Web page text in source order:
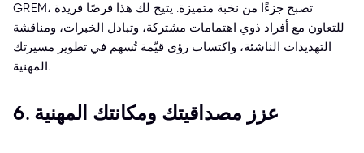
GREM، تصبح جزءًا من نخبة متميزة. يتيح لك هذا فرصًا فريدة
للتعاون مع أفراد ذوي اهتمامات مشتركة، وتبادل الخبرات، ومناقشة
التهديدات الناشئة، واكتساب رؤى قيّمة تُسهم في تطوير مسيرتك
المهنية.
6. عزز مصداقيتك ومكانتك المهنية